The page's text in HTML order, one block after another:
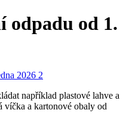
odpadu od 1.
například plastové lahve a
víčka a kartonové obaly od